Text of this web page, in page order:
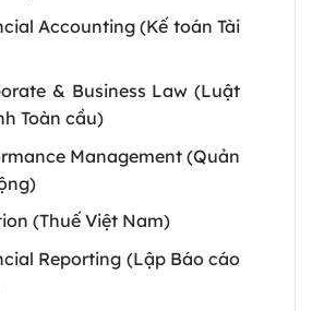
Accounting (Kế toán Tài
& Business Law (Luật
Toàn cầu)
Management (Quản
(Thuế Việt Nam)
Reporting (Lập Báo cáo